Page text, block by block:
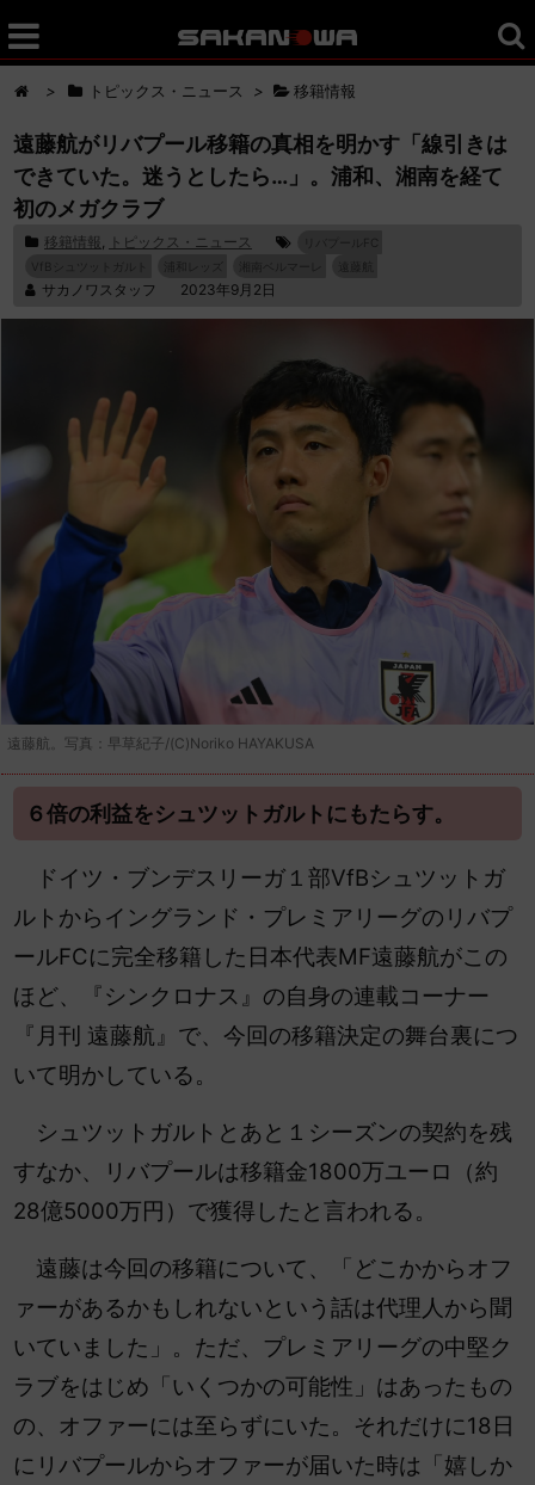
> トピックス・ニュース > 移籍情報
遠藤航がリバプール移籍の真相を明かす「線引きは
できていた。迷うとしたら…」。浦和、湘南を経て
初のメガクラブ
移籍情報 , トピックス・ニュース
サカノワスタッフ 2023年9月2日
遠藤航。写真：早草紀子/(C)Noriko HAYAKUSA
６倍の利益をシュツットガルトにもたらす。
ドイツ・ブンデスリーガ１部VfBシュツットガ
ルトからイングランド・プレミアリーグのリバプ
ールFCに完全移籍した日本代表MF遠藤航がこの
ほど、『シンクロナス』の自身の連載コーナー
『月刊 遠藤航』で、今回の移籍決定の舞台裏につ
いて明かしている。
シュツットガルトとあと１シーズンの契約を残
すなか、リバプールは移籍金1800万ユーロ（約
28億5000万円）で獲得したと言われる。
遠藤は今回の移籍について、「どこかからオフ
ァーがあるかもしれないという話は代理人から聞
いていました」。ただ、プレミアリーグの中堅ク
ラブをはじめ「いくつかの可能性」はあったもの
の、 オファーには至らずにいた。それだけに18日
にリバプールからオファーが届いた時は「嬉しか